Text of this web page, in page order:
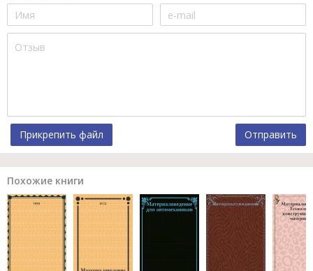
Прикрепить файл Отправить
Похожие книги